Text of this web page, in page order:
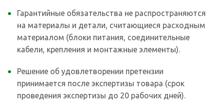
Гарантийные обязательства не распространяются
на материалы и детали, считающиеся расходным
материалом (блоки питания, соединительные
кабели, крепления и монтажные элементы).
Решение об удовлетворении претензии
принимается после экспертизы товара (срок
проведения экспертизы до 20 рабочих дней).